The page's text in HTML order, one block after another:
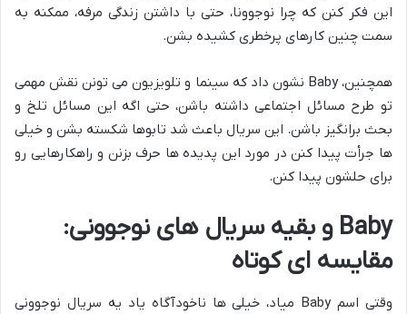
این فکر کنن که چرا نوجوونا، حتی با داشتن زندگی مرفه، ممکنه به
سمت چنین کارهای پرخطری کشیده بشن.
همچنین، Baby نشون داد که سینما و تلویزیون می تونن نقش مهمی
تو طرح مسائل اجتماعی داشته باشن، حتی اگه این مسائل تلخ و
بحث برانگیز باشن. این سریال باعث شد تابوها شکسته بشن و خیلی
ها جرأت پیدا کنن در مورد این پدیده ها حرف بزنن و راهکارهایی رو
برای حلشون پیدا کنن.
Baby و بقیه سریال های نوجوونی:
مقایسه ای کوتاه
وقتی اسم Baby میاد، خیلی ها ناخودآگاه یاد یه سریال نوجوونی